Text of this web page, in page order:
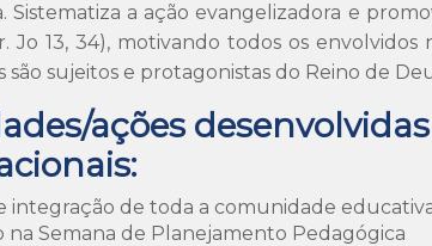
Sistematiza a ação evangelizadora e
Jo 13, 34), motivando todos os
são sujeitos e protagonistas do Reino de
ações
integração de toda a comunidade
na Semana de Planejamento Pedagógica